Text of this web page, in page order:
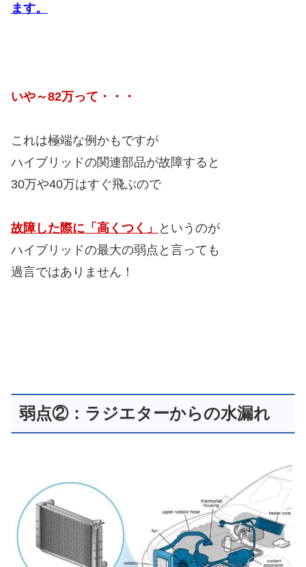
ます。
いや～82万って・・・
これは極端な例かもですが
ハイブリッドの関連部品が故障すると
30万や40万はすぐ飛ぶので
故障した際に「高くつく」
というのが
ハイブリッドの最大の弱点と言っても
過言ではありません！
弱点②：ラジエターからの水漏れ